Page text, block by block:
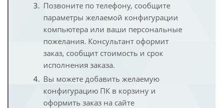
Позвоните по телефону, сообщите
параметры желаемой конфигурации
компьютера или ваши персональные
пожелания. Консультант оформит
заказ, сообщит стоимость и срок
исполнения заказа.
Вы можете добавить желаемую
конфигурацию ПК в корзину и
оформить заказ на сайте